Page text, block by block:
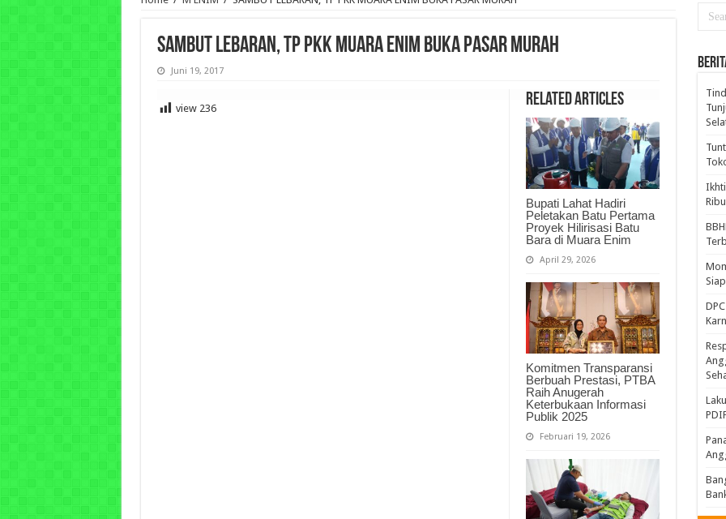
SAMBUT LEBARAN, TP PKK MUARA ENIM BUKA PASAR MURAH
Juni 19, 2017
Related Articles
Bupati Lahat Hadiri
Peletakan Batu Pertama
Proyek Hilirisasi Batu
Bara di Muara Enim
April 29, 2026
Komitmen Transparansi
Berbuah Prestasi, PTBA
Raih Anugerah
Keterbukaan Informasi
Publik 2025
Februari 19, 2026
view 236